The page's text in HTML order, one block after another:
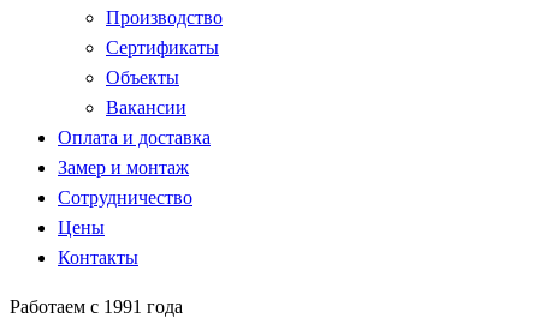
Производство
Сертификаты
Объекты
Вакансии
Оплата и доставка
Замер и монтаж
Сотрудничество
Цены
Контакты
Работаем с 1991 года